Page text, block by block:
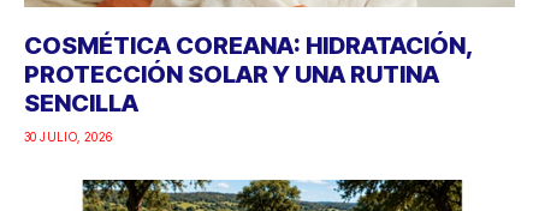
COSMÉTICA COREANA: HIDRATACIÓN,
PROTECCIÓN SOLAR Y UNA RUTINA
SENCILLA
30 JULIO, 2026